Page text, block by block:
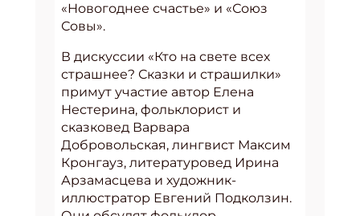
«Новогоднее счастье» и «Союз
Совы».
В дискуссии «Кто на свете всех
страшнее? Сказки и страшилки»
примут участие автор Елена
Нестерина, фольклорист и
сказковед Варвара
Добровольская, лингвист Максим
Кронгауз, литературовед Ирина
Арзамасцева и художник-
иллюстратор Евгений Подколзин.